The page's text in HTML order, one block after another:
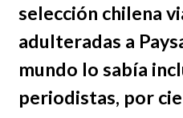
selección chilena
adulteradas a
mundo lo sabía
periodistas, por